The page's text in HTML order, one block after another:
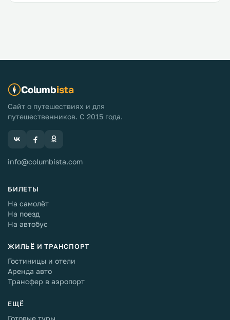
Columbista
Сайт о путешествиях и для
путешественников. С 2015 года.
info@columbista.com
БИЛЕТЫ
На самолёт
На поезд
На автобус
ЖИЛЬЁ И ТРАНСПОРТ
Гостиницы и отели
Аренда авто
Трансфер в аэропорт
ЕЩЁ
Готовые туры